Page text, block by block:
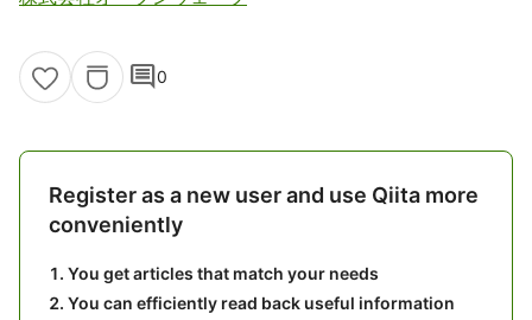
comment0
Register as a new user and use Qiita more
conveniently
You get articles that match your needs
You can efficiently read back useful information